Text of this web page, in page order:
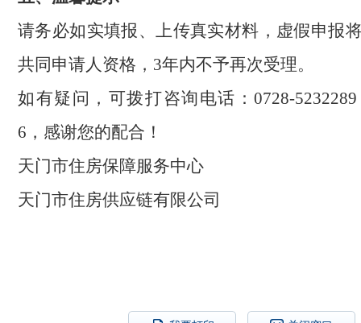
请务必如实填报、上传真实材料，虚假申报
共同申请人资格， 3年内不予再次受理。
如有疑问，可拨打咨询电话：0728-
6 ， 感谢您的配合！
天门市住房保障服务中心
天门市住房供应链有限公司